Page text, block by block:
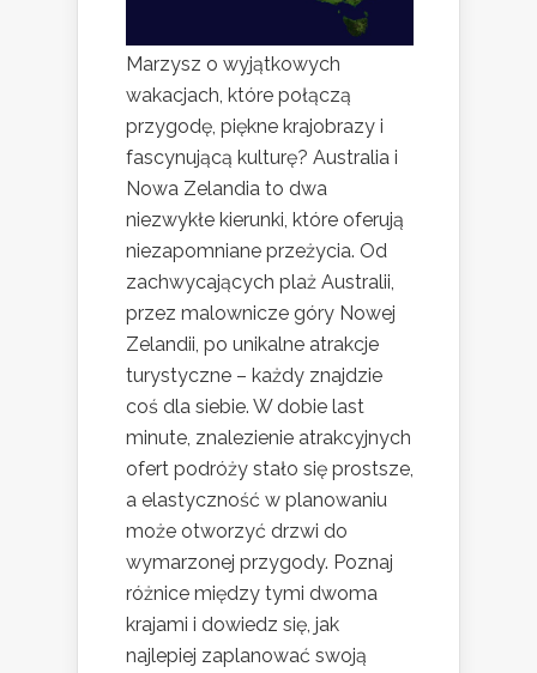
Marzysz o wyjątkowych
wakacjach, które połączą
przygodę, piękne krajobrazy i
fascynującą kulturę? Australia i
Nowa Zelandia to dwa
niezwykłe kierunki, które oferują
niezapomniane przeżycia. Od
zachwycających plaż Australii,
przez malownicze góry Nowej
Zelandii, po unikalne atrakcje
turystyczne – każdy znajdzie
coś dla siebie. W dobie last
minute, znalezienie atrakcyjnych
ofert podróży stało się prostsze,
a elastyczność w planowaniu
może otworzyć drzwi do
wymarzonej przygody. Poznaj
różnice między tymi dwoma
krajami i dowiedz się, jak
najlepiej zaplanować swoją